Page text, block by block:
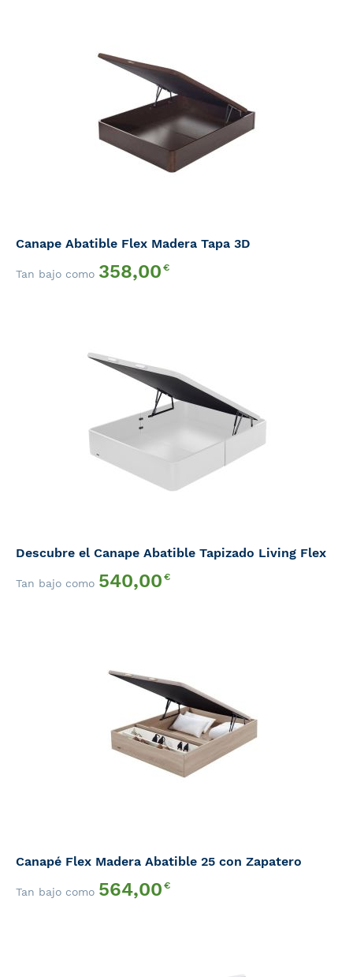
Canape Abatible Flex Madera Tapa 3D
Tan bajo como 358,00€
Descubre el Canape Abatible Tapizado Living Flex
Tan bajo como 540,00€
Canapé Flex Madera Abatible 25 con Zapatero
Tan bajo como 564,00€